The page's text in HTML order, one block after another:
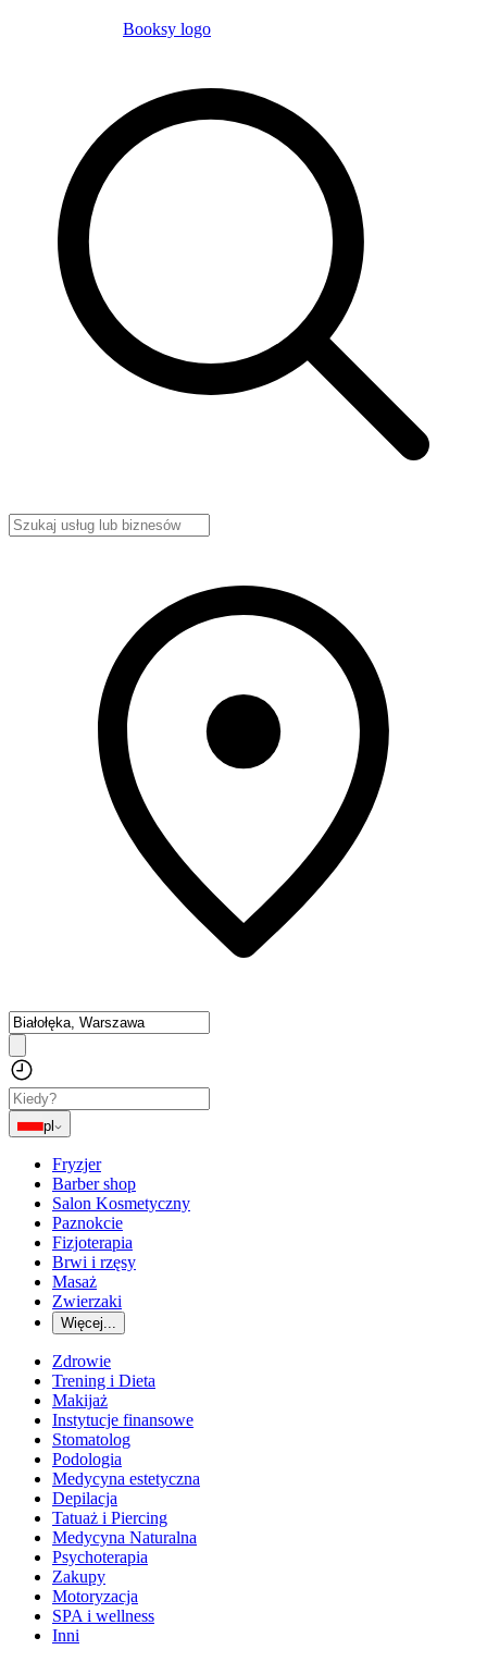
Booksy logo
pl
Fryzjer
Barber shop
Salon Kosmetyczny
Paznokcie
Fizjoterapia
Brwi i rzęsy
Masaż
Zwierzaki
Więcej...
Zdrowie
Trening i Dieta
Makijaż
Instytucje finansowe
Stomatolog
Podologia
Medycyna estetyczna
Depilacja
Tatuaż i Piercing
Medycyna Naturalna
Psychoterapia
Zakupy
Motoryzacja
SPA i wellness
Inni